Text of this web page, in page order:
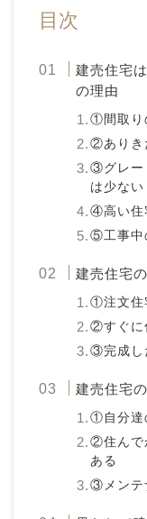
目次
建売住宅
の理由
①間取り
②ありき
③グレー
は少ない
④高い住
⑤工事中
建売住宅
①注文住
②すぐに
③完成し
建売住宅
①自分達
②住んで
ある
③メンテ